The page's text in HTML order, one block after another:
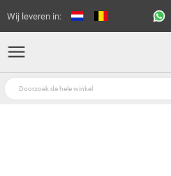
Wij leveren in: